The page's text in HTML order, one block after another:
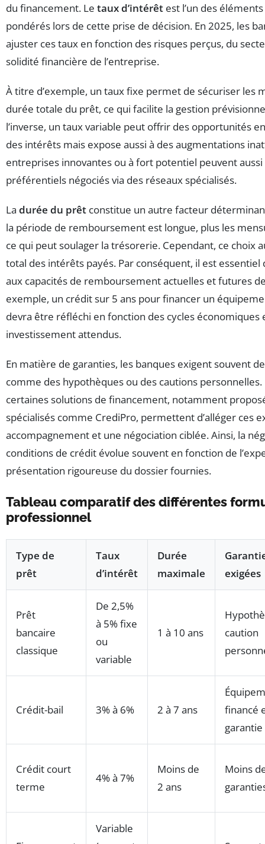
du financement. Le taux d’intérêt est l’un des
pondérés lors de cette prise de décision. En 2025, les
ajuster ces taux en fonction des risques perçus, du
solidité financière de l’entreprise.
À titre d’exemple, un taux fixe permet de sécuriser les
durée totale du prêt, ce qui facilite la gestion
l’inverse, un taux variable peut offrir des opportunités
des intérêts mais expose aussi à des augmentations
entreprises innovantes ou à fort potentiel peuvent
préférentiels négociés via des réseaux spécialisés.
La durée du prêt constitue un autre facteur
la période de remboursement est longue, plus les
ce qui peut soulager la trésorerie. Cependant, ce choix
total des intérêts payés. Par conséquent, il est essentiel
aux capacités de remboursement actuelles et futures
exemple, un crédit sur 5 ans pour financer un
devra être réfléchi en fonction des cycles économiques
investissement attendus.
En matière de garanties, les banques exigent souvent
comme des hypothèques ou des cautions
certaines solutions de financement, notamment
spécialisés comme CrediPro, permettent d’alléger ces
accompagnement et une négociation ciblée. Ainsi, la
conditions de crédit évolue souvent en fonction de
présentation rigoureuse du dossier fournies.
Tableau comparatif des différentes
professionnel
Type de
prêt
Taux
d’intérêt
Durée
maximale
exigées
Prêt
bancaire
classique
De 2,5%
à 5% fixe
ou
variable
1 à 10 ans
caution
Crédit-bail 3% à 6% 2 à 7 ans
financé
garantie
Crédit court
terme
4% à 7%
Moins de
2 ans
Moins
Variable